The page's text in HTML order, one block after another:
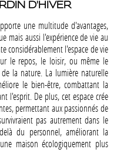
D'HIVER
une multitude d'avantages,
mais aussi l'expérience de vie au
considérablement l'espace de vie
le repos, le loisir, ou même le
la nature. La lumière naturelle
le bien-être, combattant la
l'esprit. De plus, cet espace crée
permettant aux passionnés de
pas autrement dans le
du personnel, améliorant la
maison écologiquement plus